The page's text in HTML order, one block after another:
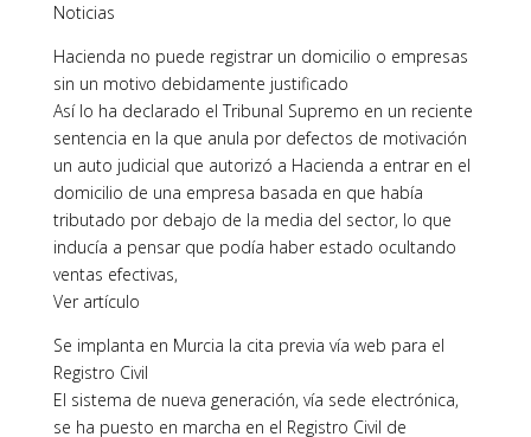
Noticias
Hacienda no puede registrar un domicilio o empresas
sin un motivo debidamente justificado
Así lo ha declarado el Tribunal Supremo en un reciente
sentencia en la que anula por defectos de motivación
un auto judicial que autorizó a Hacienda a entrar en el
domicilio de una empresa basada en que había
tributado por debajo de la media del sector, lo que
inducía a pensar que podía haber estado ocultando
ventas efectivas,
Ver artículo
Se implanta en Murcia la cita previa vía web para el
Registro Civil
El sistema de nueva generación, vía sede electrónica,
se ha puesto en marcha en el Registro Civil de